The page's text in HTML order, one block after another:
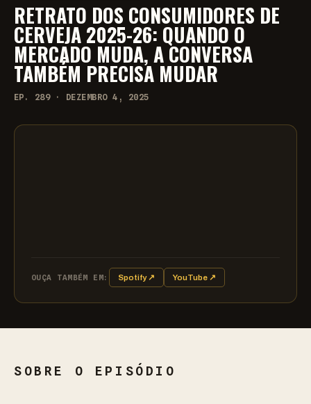
RETRATO DOS CONSUMIDORES DE
CERVEJA 2025-26: QUANDO O
MERCADO MUDA, A CONVERSA
TAMBÉM PRECISA MUDAR
EP. 289 · DEZEMBRO 4, 2025
OUÇA TAMBÉM EM: Spotify ↗ YouTube ↗
SOBRE O EPISÓDIO